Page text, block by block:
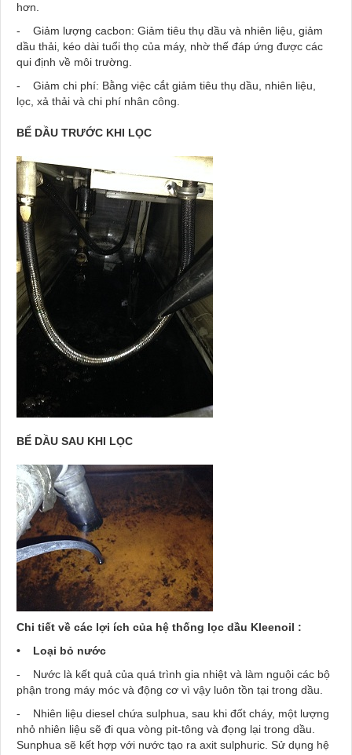
hơn.
- Giảm lượng cacbon: Giảm tiêu thụ dầu và nhiên liệu, giảm
dầu thải, kéo dài tuổi thọ của máy, nhờ thế đáp ứng được các
qui định về môi trường.
- Giảm chi phí: Bằng việc cắt giảm tiêu thụ dầu, nhiên liệu,
lọc, xả thải và chi phí nhân công.
BỂ DẦU TRƯỚC KHI LỌC
BỂ DẦU SAU KHI LỌC
Chi tiết về các lợi ích của hệ thống lọc dầu Kleenoil :
• Loại bỏ nước
- Nước là kết quả của quá trình gia nhiệt và làm nguội các bộ
phận trong máy móc và động cơ vì vậy luôn tồn tại trong dầu.
- Nhiên liệu diesel chứa sulphua, sau khi đốt cháy, một lượng
nhỏ nhiên liệu sẽ đi qua vòng pit-tông và đọng lại trong dầu.
Sunphua sẽ kết hợp với nước tạo ra axit sulphuric. Sử dụng hệ